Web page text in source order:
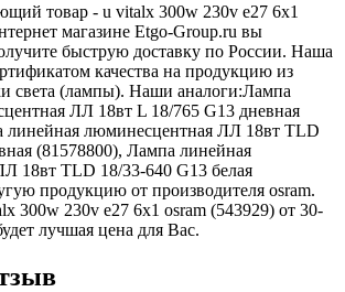
товар - u vitalx 300w 230v e27 6x1
магазине Etgo-Group.ru вы
быструю доставку по России. Наша
качества на продукцию из
света (лампы). Наши аналоги:Лампа
ЛЛ 18вт L 18/765 G13 дневная
линейная люминесцентная ЛЛ 18вт TLD
(81578800), Лампа линейная
18вт TLD 18/33-640 G13 белая
продукцию от производителя osram.
300w 230v e27 6x1 osram (543929) от 30-
лучшая цена для Вас.